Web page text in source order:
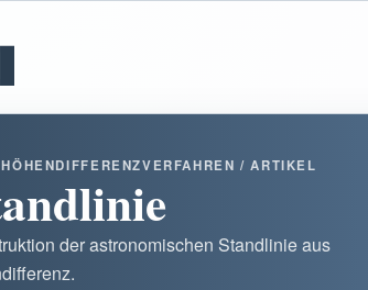
/ ARTIKEL
der astronomischen Standlinie aus